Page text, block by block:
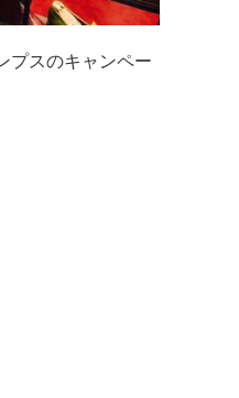
プスのキャンペー